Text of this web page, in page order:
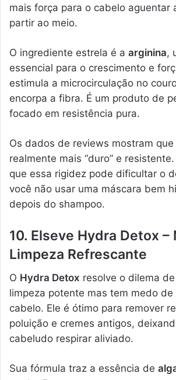
mais força para o cabelo aguentar
partir ao meio.
O ingrediente estrela é a arginina,
essencial para o crescimento e
estimula a microcirculação no
encorpa a fibra. É um produto de
focado em resistência pura.
Os dados de reviews mostram
realmente mais “duro” e resistente.
que essa rigidez pode dificultar o
você não usar uma máscara bem
depois do shampoo.
10. Elseve Hydra Detox –
Limpeza Refrescante
O Hydra Detox resolve o dilema
limpeza potente mas tem medo de
cabelo. Ele é ótimo para remover
poluição e cremes antigos,
cabeludo respirar aliviado.
Sua fórmula traz a essência de